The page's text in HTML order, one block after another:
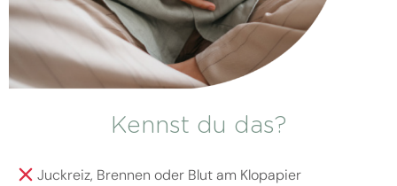
Kennst du das?
Juckreiz, Brennen oder Blut am Klopapier